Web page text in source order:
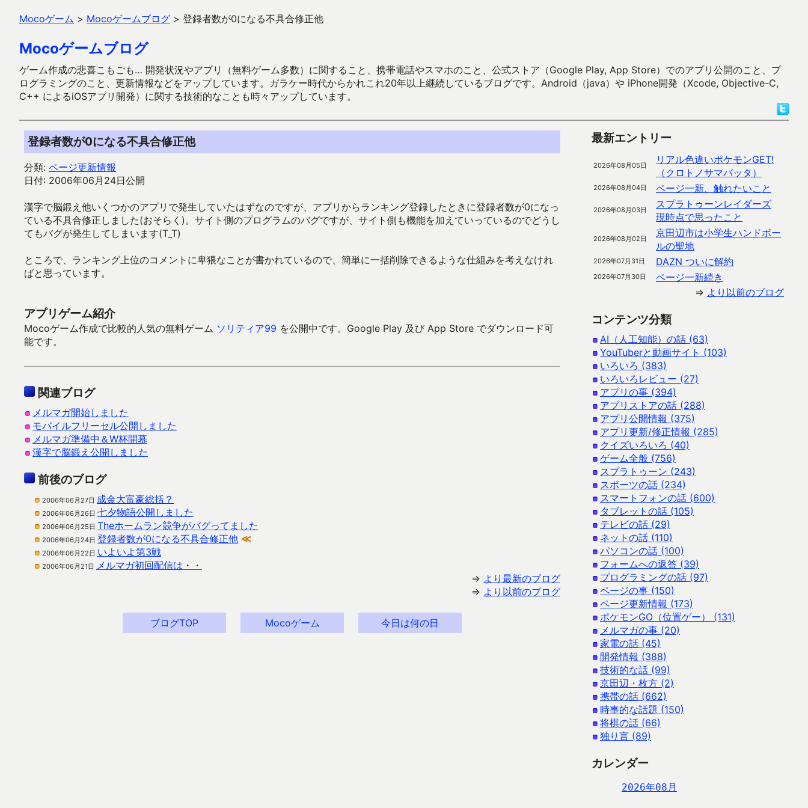
Mocoゲーム > Mocoゲームブログ > 登録者数が0になる不具合修正他
Mocoゲームブログ
ゲーム作成の悲喜こもごも… 開発状況やアプリ（無料ゲーム多数）に関すること、携帯電話やスマホのこと、公式ストア（Google Play, App Store）でのアプリ公開のこと、プ
ログラミングのこと、更新情報などをアップしています。ガラケー時代からかれこれ20年以上継続しているブログです。Android（java）や iPhone開発（Xcode, Objective-C,
C++ によるiOSアプリ開発）に関する技術的なことも時々アップしています。
登録者数が0になる不具合修正他
分類: ページ更新情報
日付: 2006年06月24日公開
漢字で脳鍛え他いくつかのアプリで発生していたはずなのですが、アプリからランキング登録したときに登録者数が0になっ
ている不具合修正しました(おそらく)。サイト側のプログラムのバグですが、サイト側も機能を加えていっているのでどうし
てもバグが発生してしまいます(T_T)
ところで、ランキング上位のコメントに卑猥なことが書かれているので、簡単に一括削除できるような仕組みを考えなけれ
ばと思っています。
アプリゲーム紹介
Mocoゲーム作成で比較的人気の無料ゲーム ソリティア99 を公開中です。Google Play 及び App Store でダウンロード可
能です。
関連ブログ
メルマガ開始しました
モバイルフリーセル公開しました
メルマガ準備中＆W杯開幕
漢字で脳鍛え公開しました
前後のブログ
2006年06月27日 成金大富豪総括？
2006年06月26日 七夕物語公開しました
2006年06月25日 Theホームラン競争がバグってました
2006年06月24日 登録者数が0になる不具合修正他 ≪
2006年06月22日 いよいよ第3戦
2006年06月21日 メルマガ初回配信は・・
⇒ より最新のブログ
⇒ より以前のブログ
ブログTOP Mocoゲーム 今日は何の日
最新エントリー
2026年08月05日
リアル色違いポケモンGET!
（クロトノサマバッタ）
2026年08月04日 ページ一新、触れたいこと
2026年08月03日
スプラトゥーンレイダーズ
現時点で思ったこと
2026年08月02日
京田辺市は小学生ハンドボー
ルの聖地
2026年07月31日 DAZN ついに解約
2026年07月30日
ページ一新続き
⇒ より以前のブログ
コンテンツ分類
AI（人工知能）の話 (63)
YouTuberと動画サイト (103)
いろいろ (383)
いろいろレビュー (27)
アプリの事 (394)
アプリストアの話 (288)
アプリ公開情報 (375)
アプリ更新/修正情報 (285)
クイズいろいろ (40)
ゲーム全般 (756)
スプラトゥーン (243)
スポーツの話 (234)
スマートフォンの話 (600)
タブレットの話 (105)
テレビの話 (29)
ネットの話 (110)
パソコンの話 (100)
フォームへの返答 (39)
プログラミングの話 (97)
ページの事 (150)
ページ更新情報 (173)
ポケモンGO（位置ゲー） (131)
メルマガの事 (20)
家電の話 (45)
開発情報 (388)
技術的な話 (99)
京田辺・枚方 (2)
携帯の話 (662)
時事的な話題 (150)
将棋の話 (66)
独り言 (89)
カレンダー
2026年08月